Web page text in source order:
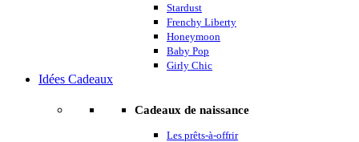
Stardust
Frenchy Liberty
Honeymoon
Baby Pop
Girly Chic
Idées Cadeaux
Cadeaux de naissance
Les prêts-à-offrir